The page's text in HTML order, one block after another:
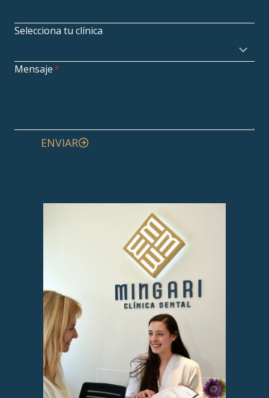
Selecciona tu clínica
Mensaje*
ENVIAR